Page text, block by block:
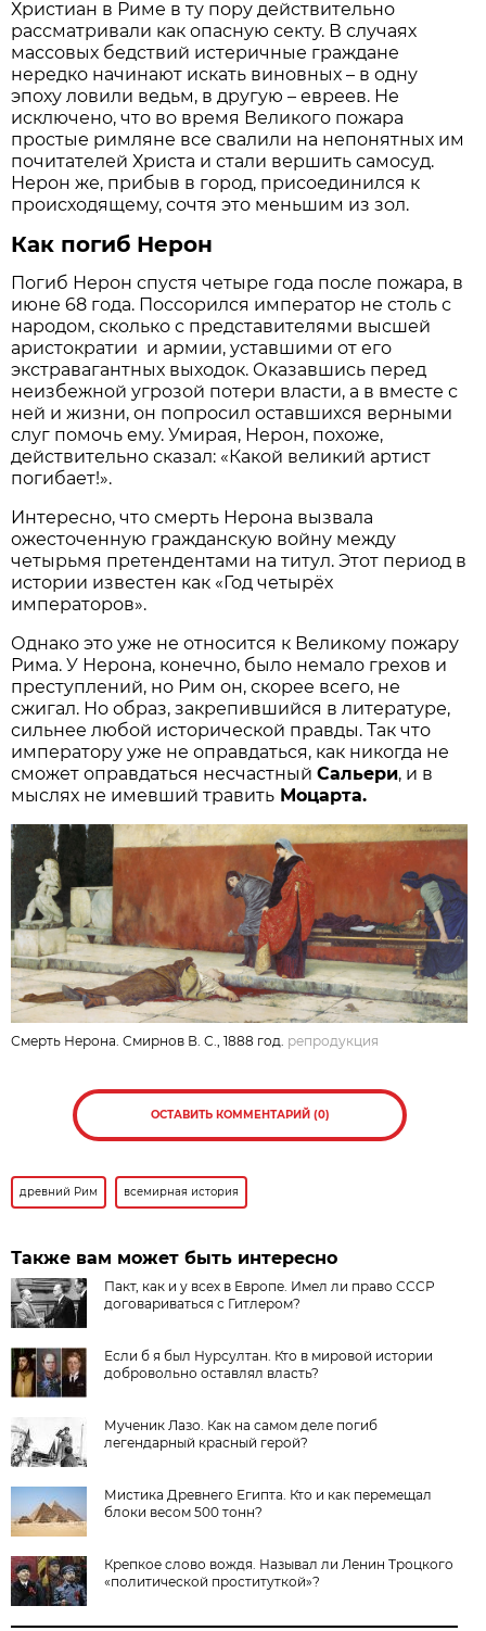
Христиан в Риме в ту пору действительно
рассматривали как опасную секту. В случаях
массовых бедствий истеричные граждане
нередко начинают искать виновных – в одну
эпоху ловили ведьм, в другую – евреев. Не
исключено, что во время Великого пожара
простые римляне все свалили на непонятных им
почитателей Христа и стали вершить самосуд.
Нерон же, прибыв в город, присоединился к
происходящему, сочтя это меньшим из зол.
Как погиб Нерон
Погиб Нерон спустя четыре года после пожара, в
июне 68 года. Поссорился император не столь с
народом, сколько с представителями высшей
аристократии и армии, уставшими от его
экстравагантных выходок. Оказавшись перед
неизбежной угрозой потери власти, а в вместе с
ней и жизни, он попросил оставшихся верными
слуг помочь ему. Умирая, Нерон, похоже,
действительно сказал: «Какой великий артист
погибает!».
Интересно, что смерть Нерона вызвала
ожесточенную гражданскую войну между
четырьмя претендентами на титул. Этот период в
истории известен как «Год четырёх
императоров».
Однако это уже не относится к Великому пожару
Рима. У Нерона, конечно, было немало грехов и
преступлений, но Рим он, скорее всего, не
сжигал. Но образ, закрепившийся в литературе,
сильнее любой исторической правды. Так что
императору уже не оправдаться, как никогда не
сможет оправдаться несчастныйСальери, и в
мыслях не имевший травить Моцарта.
Смерть Нерона. Смирнов В. С., 1888 год. репродукция
ОСТАВИТЬ КОММЕНТАРИЙ (0)
древний Рим всемирная история
Также вам может быть интересно
Пакт, как и у всех в Европе. Имел ли право СССР
договариваться с Гитлером?
Если б я был Нурсултан. Кто в мировой истории
добровольно оставлял власть?
Мученик Лазо. Как на самом деле погиб
легендарный красный герой?
Мистика Древнего Египта. Кто и как перемещал
блоки весом 500 тонн?
Крепкое слово вождя. Называл ли Ленин Троцкого
«политической проституткой»?